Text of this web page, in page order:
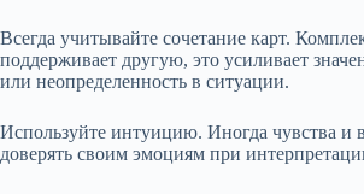
Всегда учитывайте сочетание карт.
поддерживает другую, это усиливает
или неопределенность в ситуации.
Используйте интуицию. Иногда чувства и
доверять своим эмоциям при